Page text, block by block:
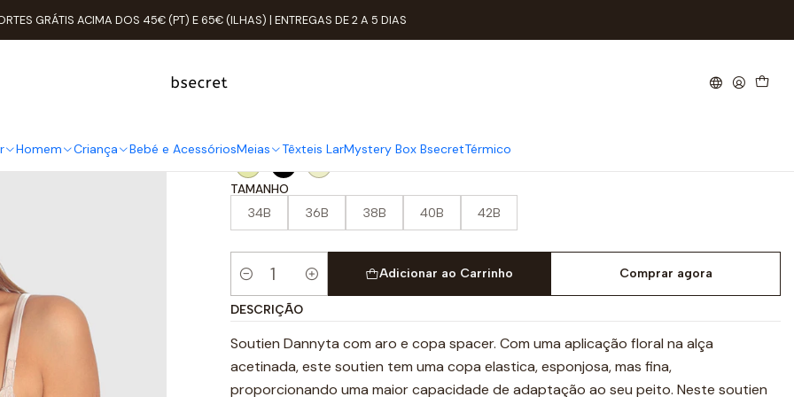
Homem Criança Bebé e AcessóriosMeias Têxteis LarMystery Box BsecretTérmico
GRÁTIS ACIMA DOS 45€ (PT) E 65€ (ILHAS) | ENTREGAS DE 2 A 5 DIAS
ROUPA ÍNTIMA Soutien Copas Copa B Soutien Flexicup Copa B
COR
TAMANHO
34B 36B 38B 40B 42B
Quantidade
Adicionar ao Carrinho Comprar agora
DESCRIÇÃO
Soutien Dannyta com aro e copa spacer. Com uma aplicação floral na alça
acetinada, este soutien tem uma copa elastica, esponjosa, mas fina,
proporcionando uma maior capacidade de adaptação ao seu peito. Neste soutien